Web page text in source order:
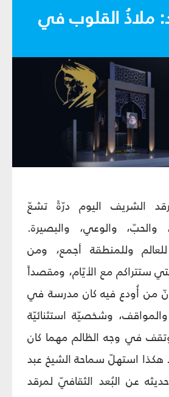
ملاذُ القلوب في
الشريف اليوم درّةً تشعّ
والحبّ، والوعي، والبصيرة.
وللمنطقة أجمع، ومن
ستتراكم مع الأيّام، ومقصداً
من أُودع فيه كان مدرسة في
وشخصيّة استثنائيّة
في وجه الظالم مهما كان
هكذا استهلّ سماحة الشيخ عبد
عن البُعد الثقافيّ لمرقد